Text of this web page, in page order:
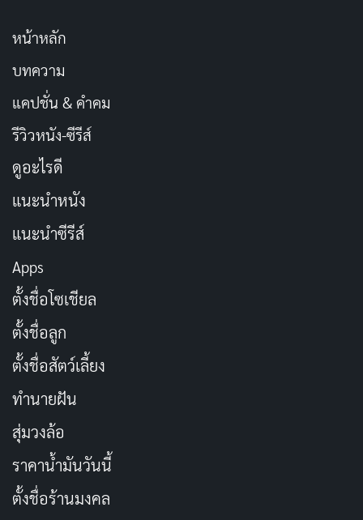
เลือดของเราอาจเป็นความหวังเดียวของ
ใครบางคน
ใช้เวลาไม่ถึงชั่วโมง แต่ช่วยชีวิตได้ทั้ง
ชีวิต
ทุกหยดโลหิตที่บริจาค คือรอยยิ้มที่ผู้ป่วย
ได้รับ
ไม่ต้องเป็นซูเปอร์ฮีโร่ก็ช่วยชีวิตคนได้
เลือดไม่สามารถซื้อขายได้ มีเพียงแบ่ง
ปันจากน้ำใจ
การบริจาคเลือดคือการส่งต่อลมหายใจ
ให้ผู้ที่ต้องการ
หน้าหลัก
บทความ
แคปชั่น & คำคม
รีวิวหนัง-ซีรีส์
ดูอะไรดี
แนะนำหนัง
แนะนำซีรีส์
Apps
ตั้งชื่อโซเชียล
ตั้งชื่อลูก
ตั้งชื่อสัตว์เลี้ยง
ทำนายฝัน
สุ่มวงล้อ
ราคาน้ำมันวันนี้
ตั้งชื่อร้านมงคล